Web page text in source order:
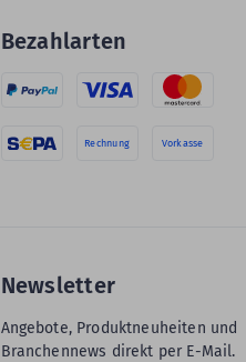
Bezahlarten
Rechnung Vorkasse
Newsletter
Angebote, Produktneuheiten und
Branchennews direkt per E-Mail.